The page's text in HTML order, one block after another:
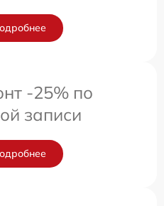
-25% по
записи